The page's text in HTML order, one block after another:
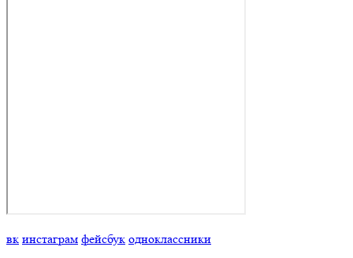
вк инстаграм фейсбук одноклассники